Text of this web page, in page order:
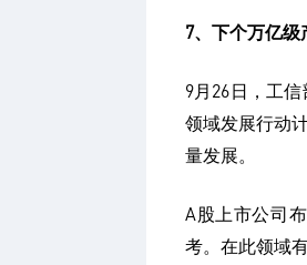
7、下个万亿
9月26日，工
领域发展行动
量发展。
A股上市公司
考。在此领域